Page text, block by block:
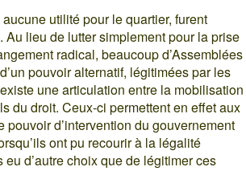
utilité pour le quartier, furent
lieu de lutter simplement pour la prise
radical, beaucoup d’Assemblées
pouvoir alternatif, légitimées par les
une articulation entre la mobilisation
du droit. Ceux-ci permettent en effet aux
d’intervention du gouvernement
ont pu recourir à la légalité
d’autre choix que de légitimer ces